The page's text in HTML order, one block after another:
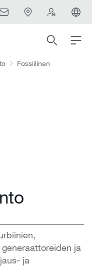
Fossiilinen
ja
ja